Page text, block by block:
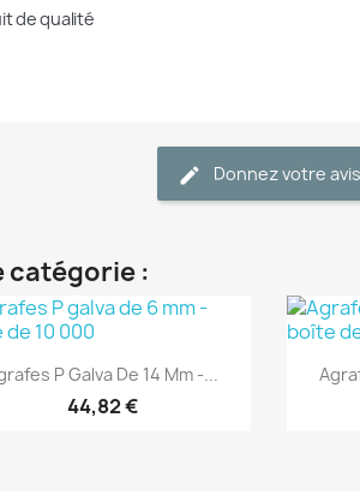
de qualité
Donnez votre avis
catégorie :
Aperçu rapide
P Galva De 14 Mm -...
44,82 €